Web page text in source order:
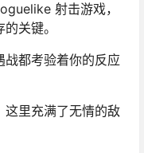
射击游戏，
关键。
都考验着你的反应
这里充满了无情的敌